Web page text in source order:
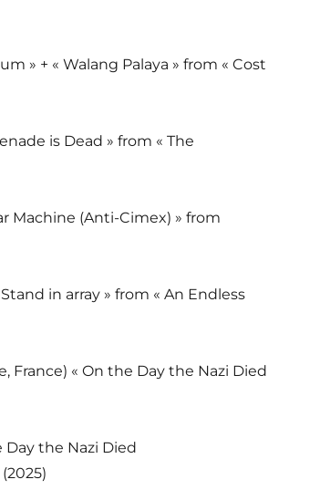
» + « Walang Palaya » from « Cost
is Dead » from « The
Machine (Anti-Cimex) » from
in array » from « An Endless
France) « On the Day the Nazi Died
Day the Nazi Died